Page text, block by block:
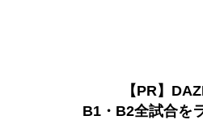
【PR】
B1・B2全試合を